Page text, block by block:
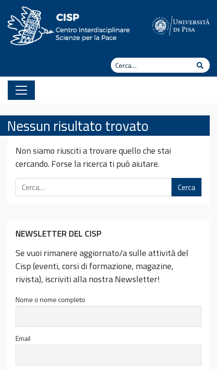
Vai al contenuto
Cerca
Nessun risultato trovato
Non siamo riusciti a trovare quello che stai
cercando. Forse la ricerca ti può aiutare.
Cerca
NEWSLETTER DEL CISP
Se vuoi rimanere aggiornato/a sulle attività del
Cisp (eventi, corsi di formazione, magazine,
rivista), iscriviti alla nostra Newsletter!
Nome o nome completo
Email